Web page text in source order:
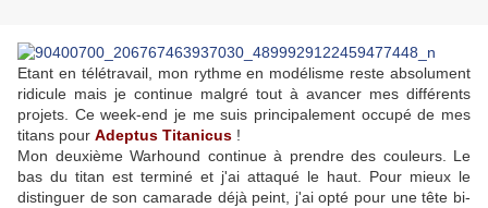
Etant en télétravail, mon rythme en modélisme reste absolument
ridicule mais je continue malgré tout à avancer mes différents
projets. Ce week-end je me suis principalement occupé de mes
titans pour Adeptus Titanicus !
Mon deuxième Warhound continue à prendre des couleurs. Le
bas du titan est terminé et j'ai attaqué le haut. Pour mieux le
distinguer de son camarade déjà peint, j'ai opté pour une tête bi-